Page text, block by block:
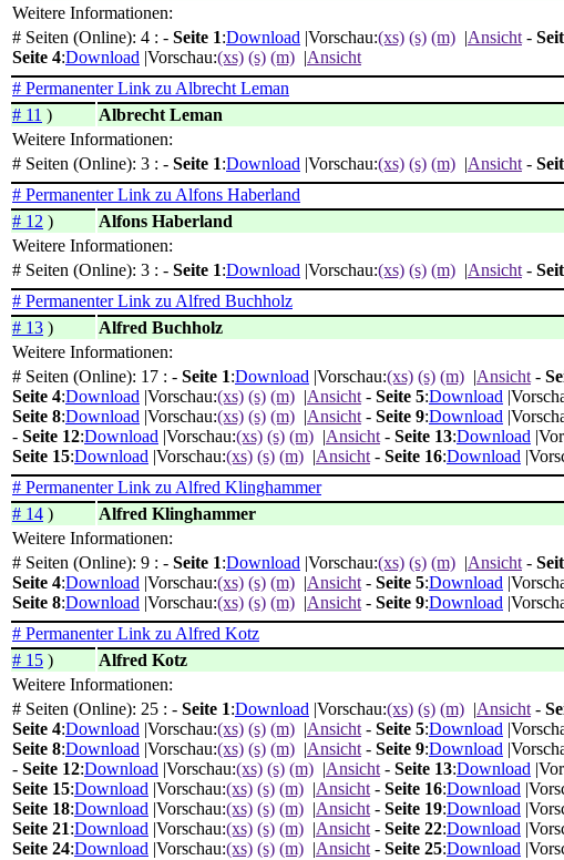
Weitere Informationen:
# Seiten (Online): 4 : - Seite 1:Download |Vorschau:(xs) (s) (m) |Ansicht -
Seite 4:Download |Vorschau:(xs) (s) (m) |Ansicht
# Permanenter Link zu Albrecht Leman
# 11 ) Albrecht Leman
Weitere Informationen:
# Seiten (Online): 3 : - Seite 1:Download |Vorschau:(xs) (s) (m) |Ansicht -
# Permanenter Link zu Alfons Haberland
# 12 ) Alfons Haberland
Weitere Informationen:
# Seiten (Online): 3 : - Seite 1:Download |Vorschau:(xs) (s) (m) |Ansicht -
# Permanenter Link zu Alfred Buchholz
# 13 ) Alfred Buchholz
Weitere Informationen:
# Seiten (Online): 17 : - Seite 1:Download |Vorschau:(xs) (s) (m) |Ansicht -
Seite 4:Download |Vorschau:(xs) (s) (m) |Ansicht - Seite 5:Download
Seite 8:Download |Vorschau:(xs) (s) (m) |Ansicht - Seite 9:Download
- Seite 12:Download |Vorschau:(xs) (s) (m) |Ansicht - Seite 13:Download
Seite 15:Download |Vorschau:(xs) (s) (m) |Ansicht - Seite 16:Download
# Permanenter Link zu Alfred Klinghammer
# 14 ) Alfred Klinghammer
Weitere Informationen:
# Seiten (Online): 9 : - Seite 1:Download |Vorschau:(xs) (s) (m) |Ansicht -
Seite 4:Download |Vorschau:(xs) (s) (m) |Ansicht - Seite 5:Download
Seite 8:Download |Vorschau:(xs) (s) (m) |Ansicht - Seite 9:Download
# Permanenter Link zu Alfred Kotz
# 15 ) Alfred Kotz
Weitere Informationen:
# Seiten (Online): 25 : - Seite 1:Download |Vorschau:(xs) (s) (m) |Ansicht -
Seite 4:Download |Vorschau:(xs) (s) (m) |Ansicht - Seite 5:Download
Seite 8:Download |Vorschau:(xs) (s) (m) |Ansicht - Seite 9:Download
- Seite 12:Download |Vorschau:(xs) (s) (m) |Ansicht - Seite 13:Download
Seite 15:Download |Vorschau:(xs) (s) (m) |Ansicht - Seite 16:Download
Seite 18:Download |Vorschau:(xs) (s) (m) |Ansicht - Seite 19:Download
Seite 21:Download |Vorschau:(xs) (s) (m) |Ansicht - Seite 22:Download
Seite 24:Download |Vorschau:(xs) (s) (m) |Ansicht - Seite 25:Download